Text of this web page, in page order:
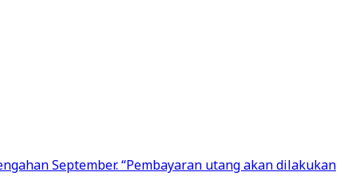
September. “Pembayaran utang akan dilakukan